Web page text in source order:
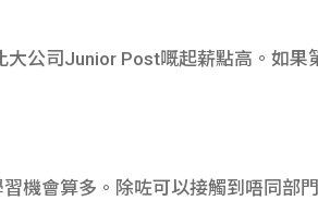
公司Junior Post嘅起薪點高。如果
機會算多。除咗可以接觸到唔同部